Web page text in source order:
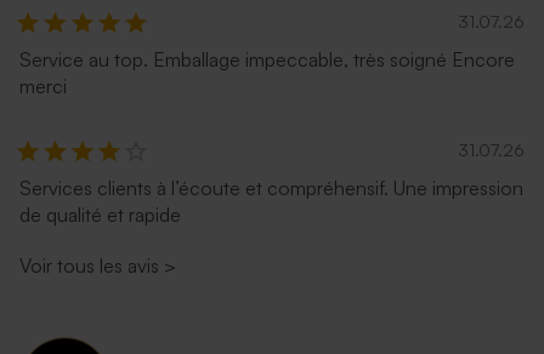
31.07.26
Service au top. Emballage impeccable, très soigné Encore
merci
31.07.26
Services clients à l’écoute et compréhensif. Une impression
de qualité et rapide
Voir tous les avis >